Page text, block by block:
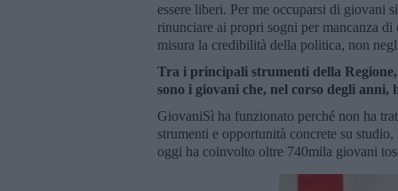
essere liberi. Per me occuparsi di giovani
rinunciare ai propri sogni per mancanza
misura la credibilità della politica, non
Tra i principali strumenti della Regione,
sono i giovani che, nel corso degli
GiovaniSì ha funzionato perché non ha
strumenti e opportunità concrete su
oggi ha coinvolto oltre 740mila giovani